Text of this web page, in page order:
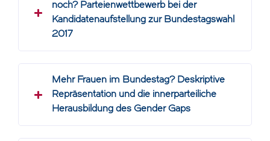
noch? Parteienwettbewerb bei der
Kandidatenaufstellung zur Bundestagswahl
2017
Mehr Frauen im Bundestag? Deskriptive
Repräsentation und die innerparteiliche
Herausbildung des Gender Gaps